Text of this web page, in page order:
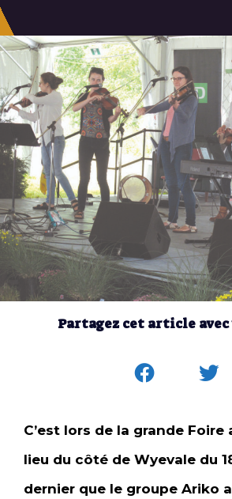
Partagez cet article avec
C’est lors de la grande Foire
lieu du côté de Wyevale du
dernier que le groupe Ariko